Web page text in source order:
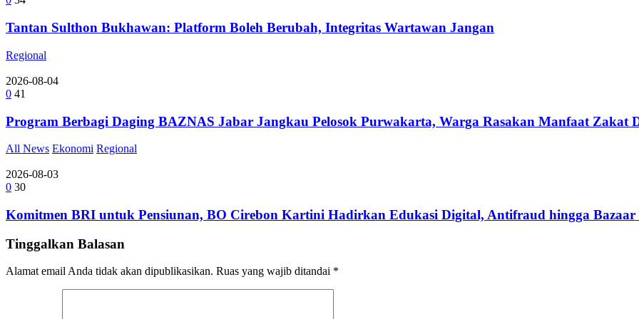
Tantan Sulthon Bukhawan: Platform Boleh Berubah, Integritas Wartawan Jangan
Regional
2026-08-04
0 41
Program Berbagi Daging BAZNAS Jabar Jangkau Pelosok Purwakarta, Warga Rasakan Manfaat Zakat
All News Ekonomi Regional
2026-08-03
0 30
Komitmen BRI untuk Pensiunan, BO Cirebon Kartini Hadirkan Edukasi Digital, Antifraud hingga
Tinggalkan Balasan
Alamat email Anda tidak akan dipublikasikan. Ruas yang wajib ditandai *